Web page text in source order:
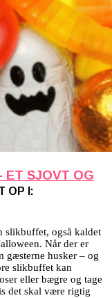
ET SJOVT OG
OP I:
slikbuffet, også kaldet
Når der er
gæsterne husker – og
slikbuffet kan
eller bægre og tage
det skal være rigtig